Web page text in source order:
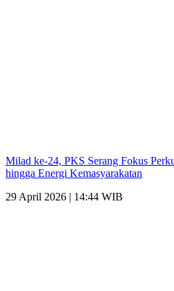
Milad ke-24, PKS Serang Fokus
hingga Energi Kemasyarakatan
29 April 2026 | 14:44 WIB